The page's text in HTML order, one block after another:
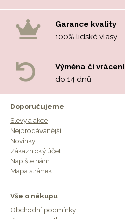
Garance kvality
100% lidské vlasy
Výměna či vrácení
do 14 dnů
Doporučujeme
Slevy a akce
Nejprodávanější
Novinky
Zákaznický účet
Napište nám
Mapa stránek
Vše o nákupu
Obchodní podmínky